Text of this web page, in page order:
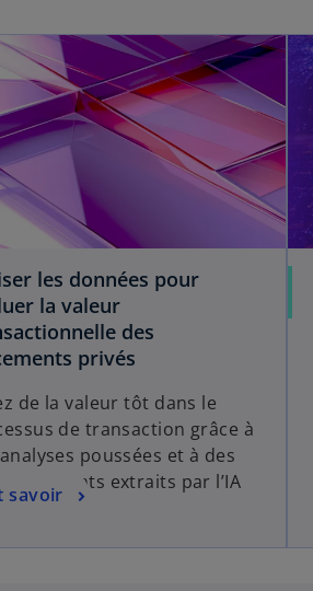
les données pour
la valeur
des
privés
de la valeur tôt dans le
de transaction grâce à
poussées et à des
extraits par l’IA
savoir